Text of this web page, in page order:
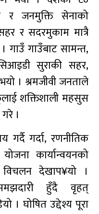
र जनमुक्ति सेनाको
र सदरमुकाम मात्रै
गाउँ गाउँबाट सामन्त,
सुराकी सहर,
। श्रमजीवी जनताले
शक्तिशाली महसुस
।
गर्दै गर्दा, रणनीतिक
कार्यान्वयनको
देखाप¥यो ।
हुँदै वृहत्
। घोषित उद्देश्य पूरा